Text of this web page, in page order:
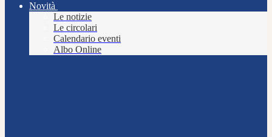
Novità
Le notizie
Le circolari
Calendario eventi
Albo Online